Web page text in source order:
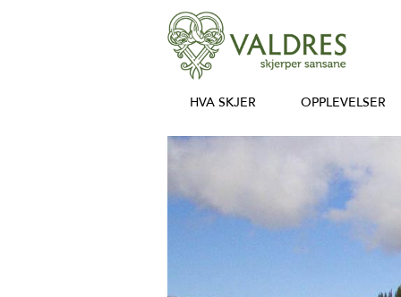
HVA SKJER OPPLEVELSER